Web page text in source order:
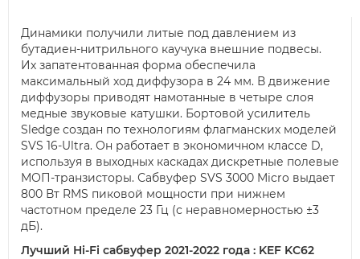
Динамики получили литые под давлением из
бутадиен-нитрильного каучука внешние подвесы.
Их запатентованная форма обеспечила
максимальный ход диффузора в 24 мм. В движение
диффузоры приводят намотанные в четыре слоя
медные звуковые катушки. Бортовой усилитель
Sledge создан по технологиям флагманских моделей
SVS 16-Ultra. Он работает в экономичном классе D,
используя в выходных каскадах дискретные полевые
МОП-транзисторы. Сабвуфер SVS 3000 Micro выдает
800 Вт RMS пиковой мощности при нижнем
частотном пределе 23 Гц (с неравномерностью ±3
дБ).
Лучший Hi-Fi сабвуфер 2021-2022 года : KEF KC62